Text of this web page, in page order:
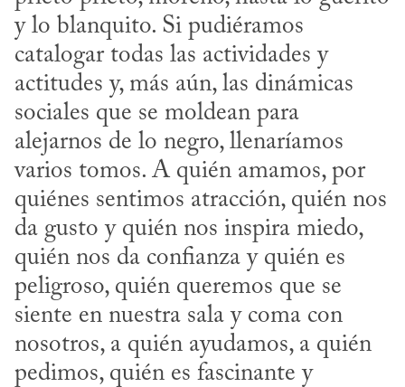
y lo blanquito. Si pudiéramos
catalogar todas las actividades y
actitudes y, más aún, las dinámicas
sociales que se moldean para
alejarnos de lo negro, llenaríamos
varios tomos. A quién amamos, por
quiénes sentimos atracción, quién nos
da gusto y quién nos inspira miedo,
quién nos da confianza y quién es
peligroso, quién queremos que se
siente en nuestra sala y coma con
nosotros, a quién ayudamos, a quién
pedimos, quién es fascinante y